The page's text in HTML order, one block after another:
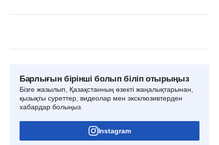
Барлығын бірінші болып біліп отырыңыз
Бізге жазылып, Қазақстанның өзекті жаңалықтарынан,
қызықты суреттер, видеолар мен эксклюзивтерден
хабардар болыңыз.
Instagram